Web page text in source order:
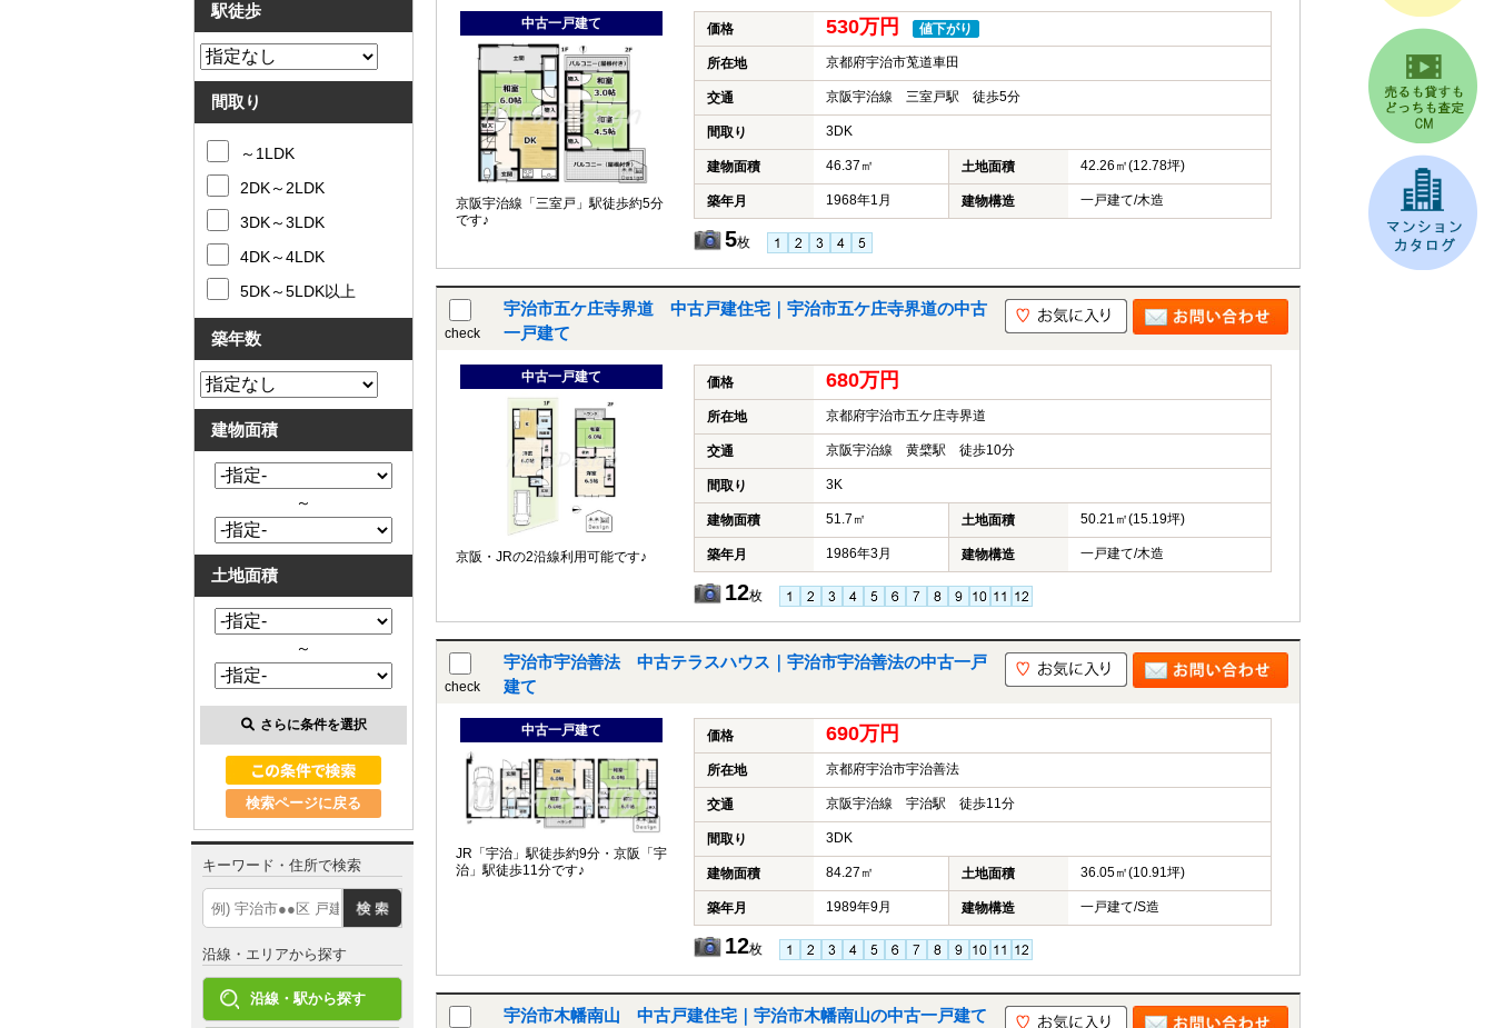
中古一戸建て
京阪宇治線「三室戸」駅徒歩約5分
です♪
価格 530万円 値下がり
所在地 京都府宇治市莵道車田
交通 京阪宇治線 三室戸駅 徒歩5分
間取り 3DK
建物面積 46.37㎡ 土地面積 42.26㎡(12.78坪)
築年月 1968年1月 建物構造 一戸建て/木造
5枚
check
宇治市五ケ庄寺界道 中古戸建住宅｜宇治市五ケ庄寺界道の中古
一戸建て
中古一戸建て
京阪・JRの2沿線利用可能です♪
価格 680万円
所在地 京都府宇治市五ケ庄寺界道
交通 京阪宇治線 黄檗駅 徒歩10分
間取り 3K
建物面積 51.7㎡ 土地面積 50.21㎡(15.19坪)
築年月 1986年3月 建物構造 一戸建て/木造
12枚
check
宇治市宇治善法 中古テラスハウス｜宇治市宇治善法の中古一戸
建て
中古一戸建て
JR「宇治」駅徒歩約9分・京阪「宇
治」駅徒歩11分です♪
価格 690万円
所在地 京都府宇治市宇治善法
交通 京阪宇治線 宇治駅 徒歩11分
間取り 3DK
建物面積 84.27㎡ 土地面積 36.05㎡(10.91坪)
築年月 1989年9月 建物構造 一戸建て/S造
12枚
宇治市木幡南山 中古戸建住宅｜宇治市木幡南山の中古一戸建て
駅徒歩
間取り
～1LDK
2DK～2LDK
3DK～3LDK
4DK～4LDK
5DK～5LDK以上
築年数
建物面積
～
土地面積
～
さらに条件を選択
検索ページに戻る
キーワード・住所で検索
沿線・エリアから探す
沿線・駅から探す